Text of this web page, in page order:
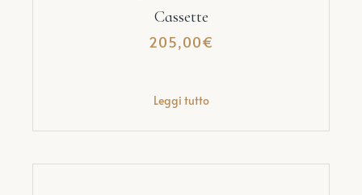
Cassette
205,00€
Leggi tutto